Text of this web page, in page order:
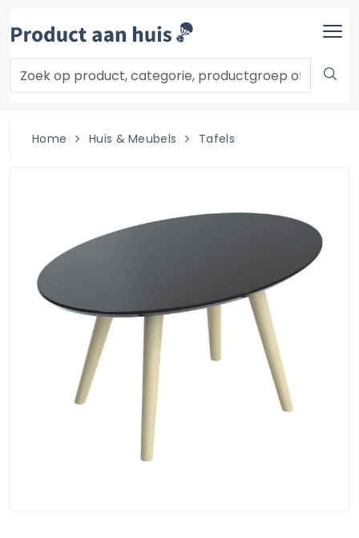
Home Huis & Meubels Tafels